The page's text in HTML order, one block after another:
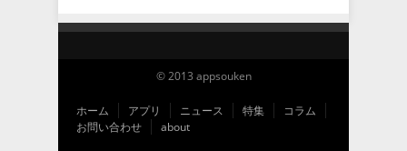
© 2013 appsouken
ホーム アプリ ニュース 特集
コラム
お問い合わせ
about